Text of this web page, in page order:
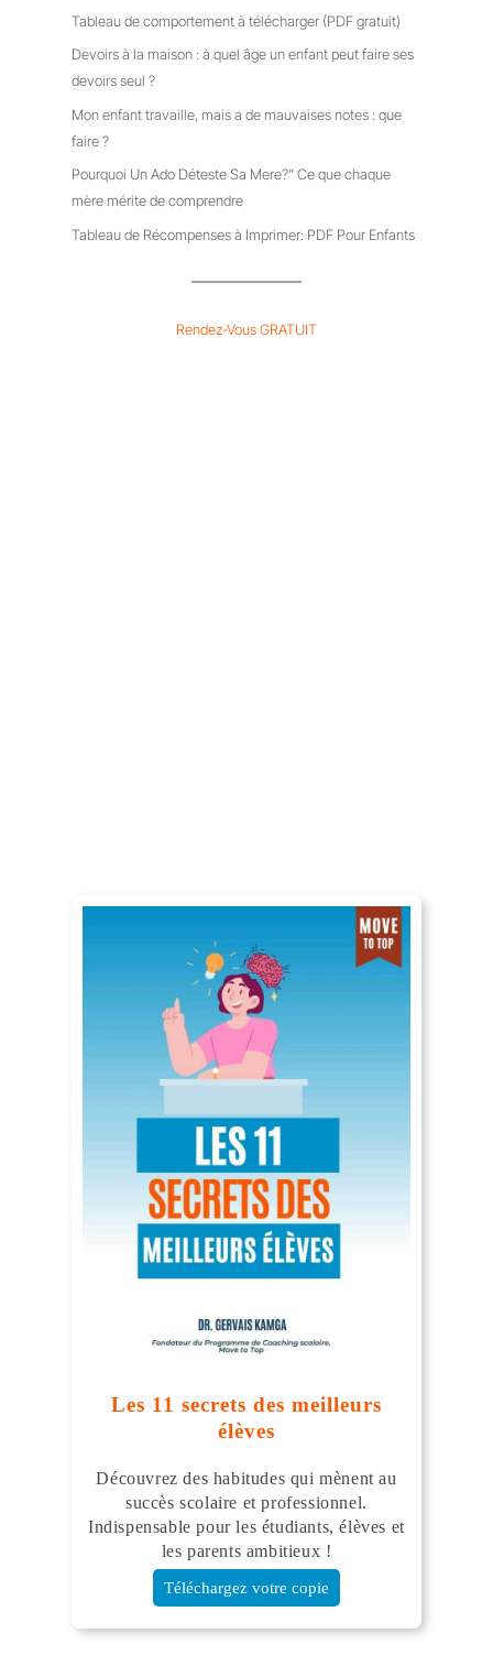
Tableau de comportement à télécharger (PDF gratuit)
Devoirs à la maison : à quel âge un enfant peut faire ses
devoirs seul ?
Mon enfant travaille, mais a de mauvaises notes : que
faire ?
Pourquoi Un Ado Déteste Sa Mere?” Ce que chaque
mère mérite de comprendre
Tableau de Récompenses à Imprimer: PDF Pour Enfants
Rendez-Vous GRATUIT
Les 11 secrets des meilleurs
élèves
Découvrez des habitudes qui mènent au
succès scolaire et professionnel.
Indispensable pour les étudiants, élèves et
les parents ambitieux !
Téléchargez votre copie